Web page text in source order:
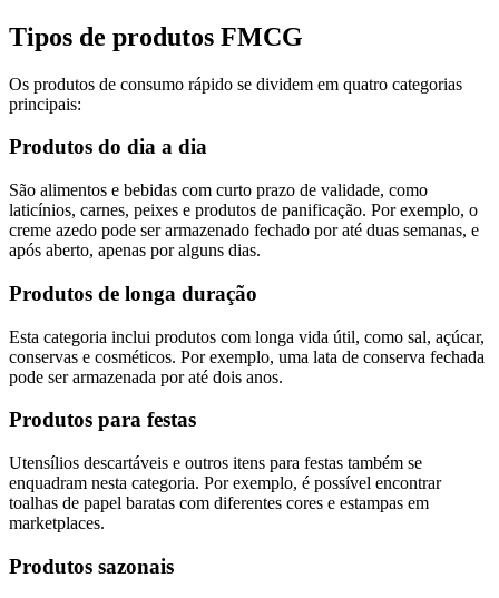
Tipos de produtos FMCG
Os produtos de consumo rápido se dividem em quatro categorias
principais:
Produtos do dia a dia
São alimentos e bebidas com curto prazo de validade, como
laticínios, carnes, peixes e produtos de panificação. Por exemplo, o
creme azedo pode ser armazenado fechado por até duas semanas, e
após aberto, apenas por alguns dias.
Produtos de longa duração
Esta categoria inclui produtos com longa vida útil, como sal, açúcar,
conservas e cosméticos. Por exemplo, uma lata de conserva fechada
pode ser armazenada por até dois anos.
Produtos para festas
Utensílios descartáveis e outros itens para festas também se
enquadram nesta categoria. Por exemplo, é possível encontrar
toalhas de papel baratas com diferentes cores e estampas em
marketplaces.
Produtos sazonais